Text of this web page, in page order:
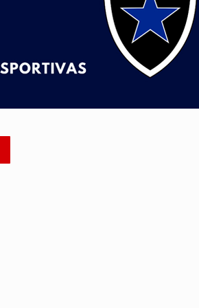
fortalecer cadeias da
e importa combustível
celular de menina